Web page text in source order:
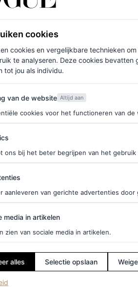
op maandag 5 mei en begint om
Anthony, en actrice en komiek Ego
Chamberlain keert terug als
op de rode loper interviewen.
Gala dit jaar?
voorjaarsexpositie van het Costume
tot 26 oktober). De tentoonstelling
binnen de Atlantische
expositie is samengesteld door
Africana Studies aan
cookies
cookies en vergelijkbare technieken
te analyseren. Deze cookies bevatten
tot jou als individu.
de website
van de website Altijd aan
cookies voor het functioneren van de
ons bij het beter begrijpen van het gebruik
aanleveren van gerichte advertenties door
in artikelen
media in artikelen
zien van sociale media in artikelen.
alles Selectie opslaan